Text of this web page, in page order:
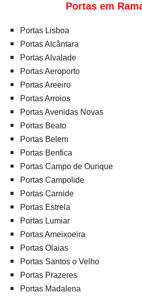
Portas em
Portas Lisboa
Portas Alcântara
Portas Alvalade
Portas Aeroporto
Portas Areeiro
Portas Arroios
Portas Avenidas Novas
Portas Beato
Portas Belem
Portas Benfica
Portas Campo de Ourique
Portas Campolide
Portas Carnide
Portas Estrela
Portas Lumiar
Portas Ameixoeira
Portas Olaias
Portas Santos o Velho
Portas Prazeres
Portas Madalena